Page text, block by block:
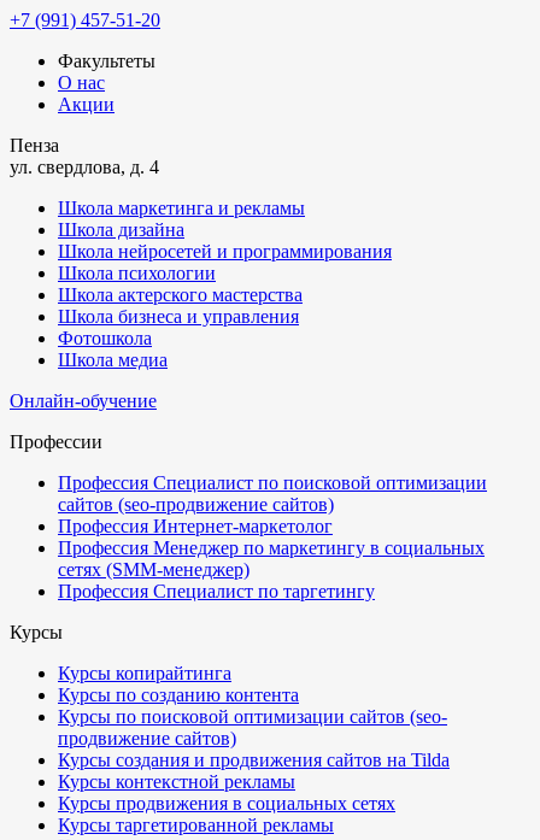
+7 (991) 457-51-20
Факультеты
О нас
Акции
Пенза
ул. свердлова, д. 4
Школа маркетинга и рекламы
Школа дизайна
Школа нейросетей и программирования
Школа психологии
Школа актерского мастерства
Школа бизнеса и управления
Фотошкола
Школа медиа
Онлайн-обучение
Профессии
Профессия Специалист по поисковой оптимизации
сайтов (seo-продвижение сайтов)
Профессия Интернет-маркетолог
Профессия Менеджер по маркетингу в социальных
сетях (SMM-менеджер)
Профессия Специалист по таргетингу
Курсы
Курсы копирайтинга
Курсы по созданию контента
Курсы по поисковой оптимизации сайтов (seo-
продвижение сайтов)
Курсы создания и продвижения сайтов на Tilda
Курсы контекстной рекламы
Курсы продвижения в социальных сетях
Курсы таргетированной рекламы